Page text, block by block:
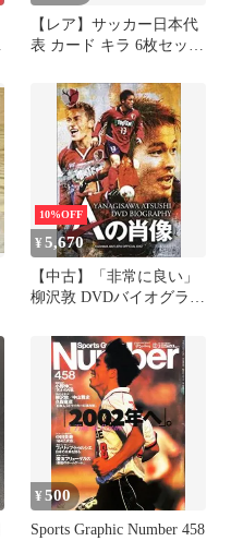
【レア】サッカー日本代
表 カード キラ 6枚セット
潤一
10%OFF
¥5,670
【中古】「非常に良い」
柳沢敦 DVDバイオグラフ
¥500
Sports Graphic Number 458